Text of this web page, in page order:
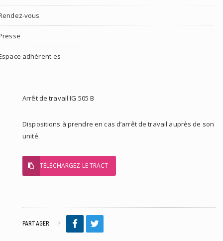
vous
adhérent-es
Arrêt de travail IG 505 B
Dispositions à prendre en cas d’arrêt de travail auprès de son
unité.
TÉLÉCHARGEZ LE TRACT
PARTAGER